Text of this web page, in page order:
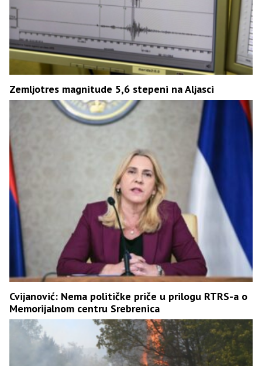
Zemljotres magnitude 5,6 stepeni na Aljasci
Cvijanović: Nema političke priče u prilogu RTRS-a o
Memorijalnom centru Srebrenica